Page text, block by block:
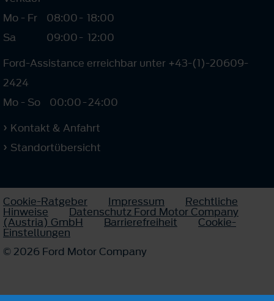
Mo - Fr
08:00- 18:00
Sa
09:00- 12:00
Ford-Assistance erreichbar unter +43-(1)-20609-
2424
Mo - So
00:00-24:00
Kontakt & Anfahrt
Standortübersicht
Cookie-Ratgeber Impressum Rechtliche
Hinweise Datenschutz Ford Motor Company
(Austria) GmbH Barrierefreiheit Cookie-
Einstellungen
© 2026 Ford Motor Company